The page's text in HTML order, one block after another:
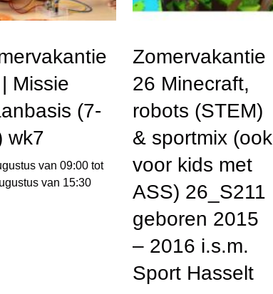
Missie
(7-
wk7
van 09:00 tot
van 15:30
Zomervakantie
26 Minecraft,
robots (STEM)
& sportmix (ook
voor kids met
ASS) 26_S211
geboren 2015
– 2016 i.s.m.
Sport Hasselt